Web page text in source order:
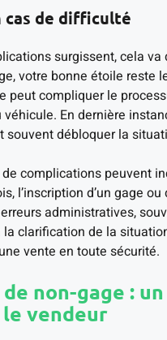
cas de difficulté
surgissent, cela
votre bonne étoile reste
peut compliquer le
En dernière
souvent débloquer la
complications peuvent
l’inscription d’un gage
administratives,
clarification de la
vente en toute sécurité.
non-gage :
le vendeur